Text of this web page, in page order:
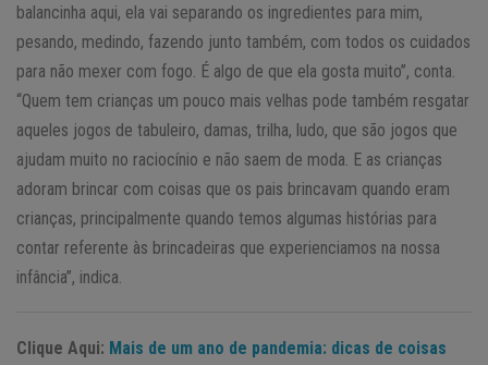
balancinha aqui, ela vai separando os ingredientes para mim,
pesando, medindo, fazendo junto também, com todos os cuidados
para não mexer com fogo. É algo de que ela gosta muito”, conta.
“Quem tem crianças um pouco mais velhas pode também resgatar
aqueles jogos de tabuleiro, damas, trilha, ludo, que são jogos que
ajudam muito no raciocínio e não saem de moda. E as crianças
adoram brincar com coisas que os pais brincavam quando eram
crianças, principalmente quando temos algumas histórias para
contar referente às brincadeiras que experienciamos na nossa
infância”, indica.
Clique Aqui: Mais de um ano de pandemia: dicas de coisas